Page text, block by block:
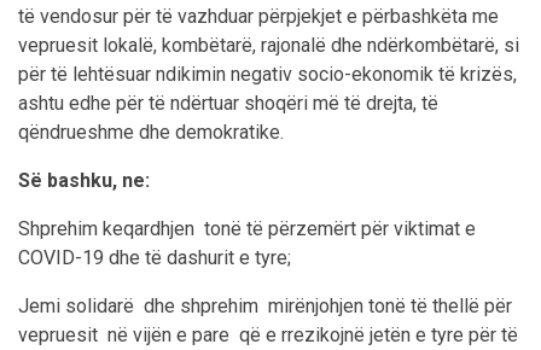
të vendosur për të vazhduar përpjekjet e përbashkëta me
vepruesit lokalë, kombëtarë, rajonalë dhe ndërkombëtarë, si
për të lehtësuar ndikimin negativ socio-ekonomik të krizës,
ashtu edhe për të ndërtuar shoqëri më të drejta, të
qëndrueshme dhe demokratike.
Së bashku, ne:
Shprehim keqardhjen tonë të përzemërt për viktimat e
COVID-19 dhe të dashurit e tyre;
Jemi solidarë dhe shprehim mirënjohjen tonë të thellë për
vepruesit në vijën e pare që e rrezikojnë jetën e tyre për të